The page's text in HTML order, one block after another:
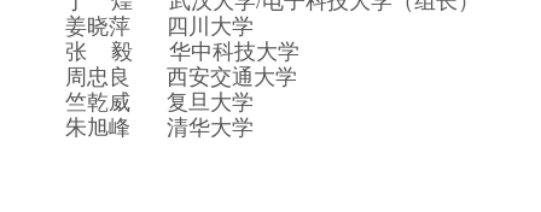
姜晓萍 四川大学
张 毅 华中科技大学
周忠良 西安交通大学
竺乾威 复旦大学
朱旭峰 清华大学